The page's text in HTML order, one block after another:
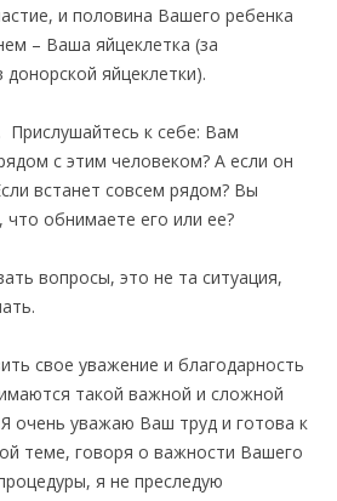
и половина Вашего ребенка
– Ваша яйцеклетка (за
яйцеклетки).
к себе: Вам
с этим человеком? А если он
встанет совсем рядом? Вы
обнимаете его или ее?
вопросы, это не та ситуация,
свое уважение и благодарность
такой важной и сложной
очень уважаю Ваш труд и готова к
теме, говоря о важности Вашего
я не преследую